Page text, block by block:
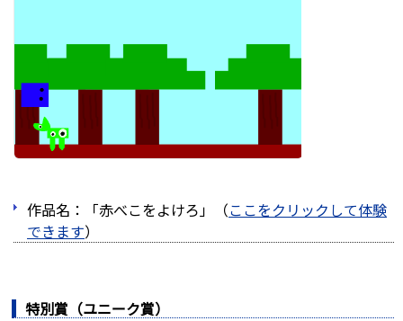
作品名：「赤べこをよけろ」（ここをクリックして体験
できます）
特別賞（ユニーク賞）